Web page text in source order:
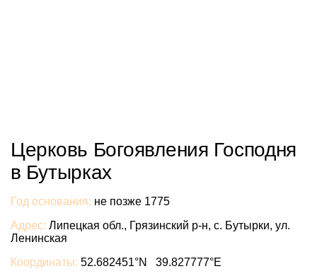
Церковь Богоявления Господня
в Бутырках
Год основания: не позже 1775
Адрес: Липецкая обл., Грязинский р-н, с. Бутырки, ул.
Ленинская
Координаты: 52.682451°N 39.827777°E